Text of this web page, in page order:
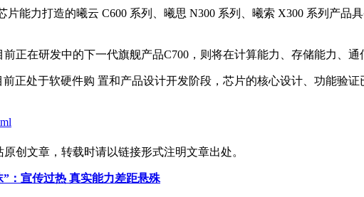
片能力打造的曦云 C600 系列、曦思 N300 系列、曦索 X300 系列产
正在研发中的下一代旗舰产品C700，则将在计算能力、存储能力、
前正处于软硬件购 置和产品设计开发阶段，芯片的核心设计、功能验
创文章，转载时请以链接形式注明文章出处。
：宣传过热 真实能力差距悬殊